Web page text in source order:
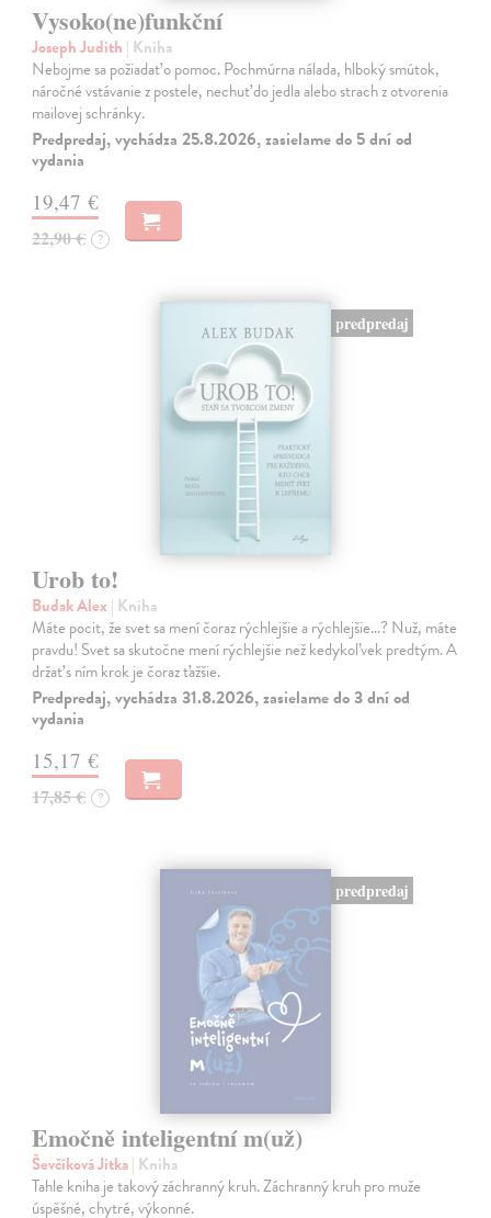
Vysoko(ne)funkční
Joseph Judith | Kniha
Nebojme sa požiadať o pomoc. Pochmúrna nálada, hlboký smútok,
náročné vstávanie z postele, nechuť do jedla alebo strach z otvorenia
mailovej schránky.
Predpredaj, vychádza 25.8.2026, zasielame do 5 dní od
vydania
19,47 €
22,90 € ?
predpredaj
Urob to!
Budak Alex | Kniha
Máte pocit, že svet sa mení čoraz rýchlejšie a rýchlejšie…? Nuž, máte
pravdu! Svet sa skutočne mení rýchlejšie než kedykoľvek predtým. A
držať s ním krok je čoraz ťažšie.
Predpredaj, vychádza 31.8.2026, zasielame do 3 dní od
vydania
15,17 €
17,85 € ?
predpredaj
Emočně inteligentní m(už)
Ševčíková Jitka| Kniha
Tahle kniha je takový záchranný kruh. Záchranný kruh pro muže
úspěšné, chytré, výkonné.